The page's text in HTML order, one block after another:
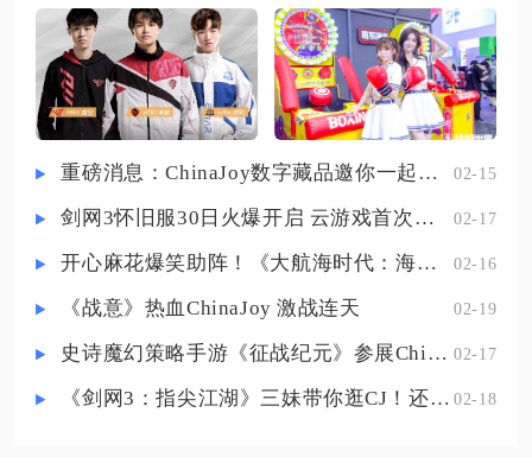
费，所得绑玉仅能在商城购买指定
外观、庄园道具和部分消耗品，无
法转出游戏兑换现金。铜币不能直
力，白芷达到五链解锁对应被动效
果，队伍中白芷处于可行动状态
时，其他队友进入战斗不能状态就
会被立刻复活并回满全部生命值，
该被动存在内置冷却周期，一场长
自身阵亡后此被动将无法生效，无
法复活自己。维里奈的机制偏向致
队
重磅消息：ChinaJoy数字藏品邀你一起评选 02-15
剑网3怀旧服30日火爆开启 云游戏首次亮相CJ打造舒适畅玩体验 02-17
开心麻花爆笑助阵！《大航海时代：海上霸主》亮相China Joy 02-16
《战意》热血ChinaJoy 激战连天 02-19
史诗魔幻策略手游《征战纪元》参展ChinaJoy，SLG与放置融合玩法来袭 02-17
《剑网3：指尖江湖》三妹带你逛CJ！还有惊喜嘉宾现场约定你！ 02-18